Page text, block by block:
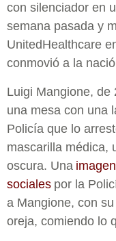
con silenciador en
semana pasada y
UnitedHealthcare
conmovió a la
Luigi Mangione, de
una mesa con una
Policía que lo
mascarilla médica,
oscura. Una
sociales por la
a Mangione, con
oreja, comiendo lo